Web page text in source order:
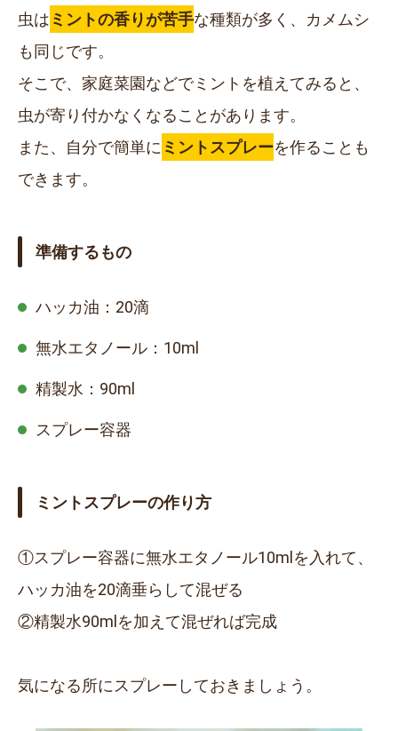
虫は ミントの香りが苦手な種類が多く、カメムシ
も同じです。
そこで、家庭菜園などでミントを植えてみると、
虫が寄り付かなくなることがあります。
また、自分で簡単に ミントスプレーを作ることも
できます。
準備するもの
ハッカ油：20滴
無水エタノール：10ml
精製水：90ml
スプレー容器
ミントスプレーの作り方
①スプレー容器に無水エタノール10mlを入れて、
ハッカ油を20滴垂らして混ぜる
②精製水90mlを加えて混ぜれば完成
気になる所にスプレーしておきましょう。